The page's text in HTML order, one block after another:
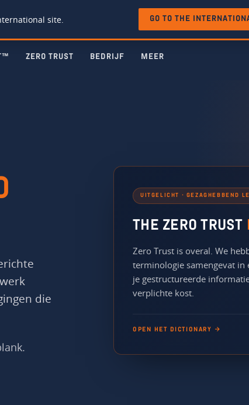
site. GO TO THE
ZERO TRUST BEDRIJF MEER
die
UITGELICHT · GEZAGHEBBEND
THE ZERO TRUST
Zero Trust is overal. We
terminologie samengevat in
je gestructureerde
verplichte kost.
OPEN HET DICTIONARY →